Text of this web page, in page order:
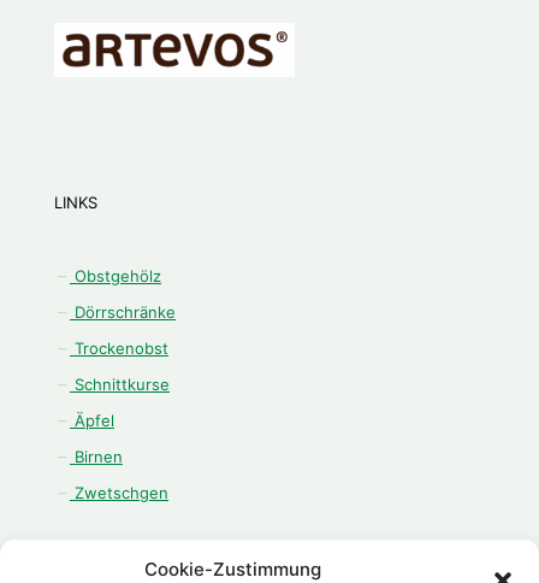
Cookie-Zustimmung
LINKS
Obstgehölz
Dörrschränke
Trockenobst
Schnittkurse
Äpfel
Birnen
Zwetschgen